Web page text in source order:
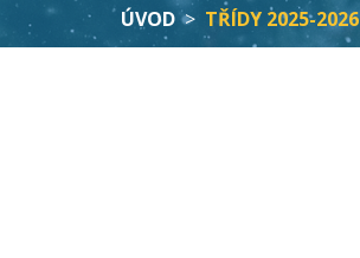
ÚVOD > TŘÍDY 2025-2026